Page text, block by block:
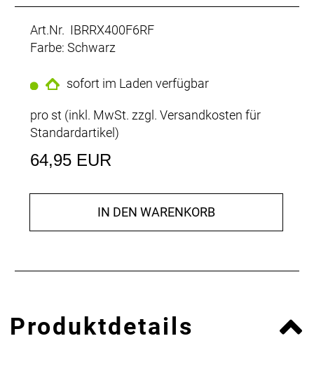
Art.Nr. IBRRX400F6RF
Farbe: Schwarz
sofort im Laden verfügbar
pro st (inkl. MwSt. zzgl. Versandkosten für
Standardartikel)
64,95 EUR
IN DEN WARENKORB
Produktdetails